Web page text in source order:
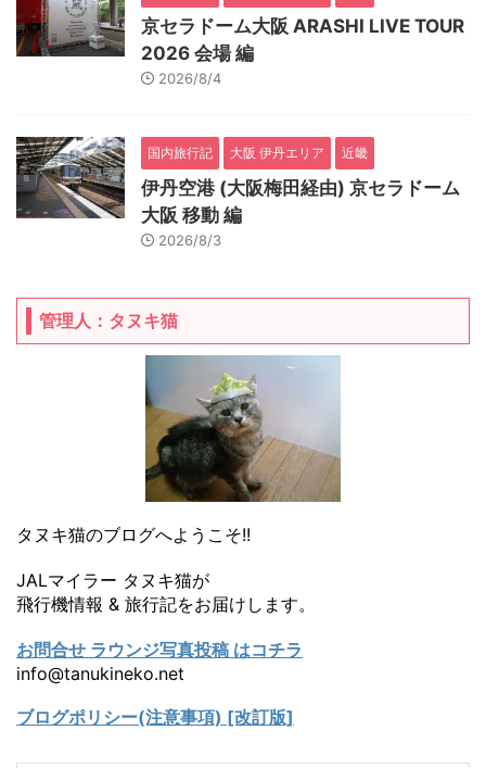
京セラドーム大阪 ARASHI LIVE TOUR
2026 会場 編
2026/8/4
国内旅行記 大阪 伊丹エリア 近畿
伊丹空港 (大阪梅田経由) 京セラドーム
大阪 移動 編
2026/8/3
管理人：タヌキ猫
タヌキ猫のブログへようこそ!!
JALマイラー タヌキ猫が
飛行機情報 & 旅行記をお届けします。
お問合せ ラウンジ写真投稿 はコチラ
info@tanukineko.net
ブログポリシー(注意事項) [改訂版]